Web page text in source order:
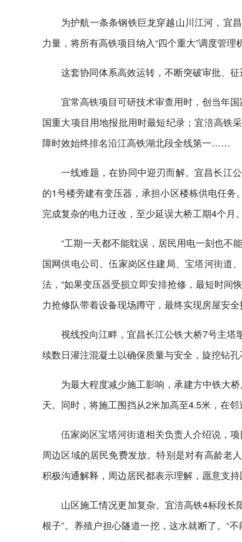
为护航一条条钢铁巨龙穿越山川江河，宜
力量，将所有高铁项目纳入“四个重大”调度管理
这套协同体系高效运转，不断突破审批、征
宜常高铁项目可研技术审查用时，创当年
国重大项目用地报批用时最短纪录；宜涪高铁
障时效始终排名沿江高铁湖北段全线第一……
一线难题，在协同中迎刃而解。宜昌长江
的1号楼旁建有变压器，承担小区楼栋供电任
完成复杂的电力迁改，至少延误大桥工期4个月。
“工期一天都不能耽误，居民用电一刻也不
国网供电公司、伍家岗区住建局、宝塔河街道
法，“如果变压器受损立即安排抢修，最短时间
力抢修队带着设备现场蹲守，最终实现房屋安
视线投向江畔，宜昌长江公铁大桥7号主
续数日灌注混凝土以确保质量与安全，旋挖钻孔
为最大程度减少施工影响，承建方中铁大
天。同时，将施工围挡从2米加高至4.5米，在
伍家岗区宝塔河街道相关负责人介绍说，
周边区域的居民免费发放。特别是对有高龄老
积极沟通解释，周边居民都表示理解，愿意支持
山区施工情况更加复杂。宜涪高铁4标段
根子”。养殖户担心隧道一挖，这水就断了。“